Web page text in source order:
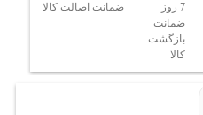
7 روز
ضمانت
بازگشت
کالا
ضمانت اصالت کالا